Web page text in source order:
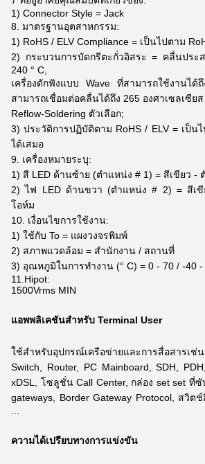
1) Connector Style = Jack
8. มาตรฐานอุตสาหกรรม:
1) RoHS / ELV Compliance = เป็นไปตาม
2) กระบวนการบัดกรีตะกั่วอิสระ = คลื่นประ
240 ° C,
เครื่องดักฟังแบบ Wave ที่สามารถใช้งานได้
สามารถเชื่อมต่อคลื่นได้ถึง 265 องศาเซลเซียส
Reflow-Soldering ตัวเลือก;
3) ประวัติการปฏิบัติตาม RoHS / ELV = เป็น
ได้เสมอ
9. เครื่องหมายระบุ:
1) สี LED ด้านซ้าย (ตำแหน่ง # 1) = สีเขียว -
2) ไฟ LED ด้านขวา (ตำแหน่ง # 2) = สีเ
โอห์ม
10. เงื่อนไขการใช้งาน:
1) ใช้กับ To = แผงวงจรพิมพ์
2) สภาพแวดล้อม = สำนักงาน / สถานที่
3) อุณหภูมิในการทำงาน (° C) = 0 - 70 / -40 -
11.Hipot:
1500Vrms MIN
แอพพลิเคชันสำหรับ Terminal User
ใช้สำหรับอุปกรณ์เครือข่ายและการสื่อสาร
Switch, Router, PC Mainboard, SDH,
xDSL,
โซลูชั่น Call Center, กล่อง set set ที่
gateways, Border Gateway Protocol, สวิตช์
ความได้เปรียบทางการแข่งขัน